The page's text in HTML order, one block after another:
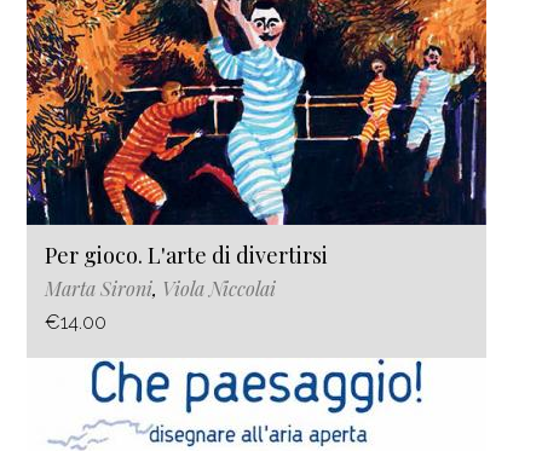
Per gioco. L'arte di divertirsi
Marta Sironi, Viola Niccolai
€14.00